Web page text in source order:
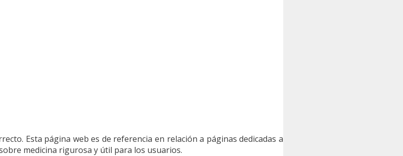
Esta página web es de referencia en relación a páginas dedicadas a
medicina rigurosa y útil para los usuarios.